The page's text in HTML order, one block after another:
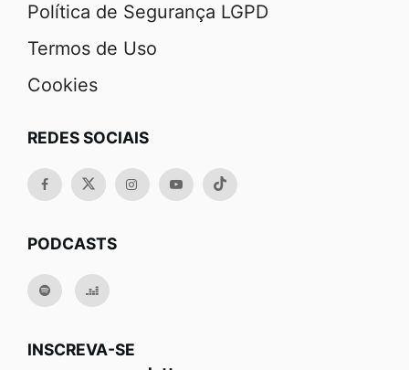
Política de Segurança LGPD
Termos de Uso
Cookies
REDES SOCIAIS
PODCASTS
INSCREVA-SE